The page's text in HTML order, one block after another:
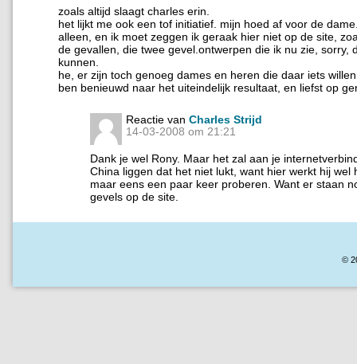
zoals altijd slaagt charles erin.
het lijkt me ook een tof initiatief. mijn hoed af voor de
alleen, en ik moet zeggen ik geraak hier niet op de site,
de gevallen, die twee gevel.ontwerpen die ik nu zie, sorry,
kunnen.
he, er zijn toch genoeg dames en heren die daar iets
ben benieuwd naar het uiteindelijk resultaat, en liefst op
Reactie van Charles Strijd
14-03-2008 om 21:21
Dank je wel Rony. Maar het zal aan je
China liggen dat het niet lukt, want hier werkt hij wel
maar eens een paar keer proberen. Want er staan
gevels op de site.
©